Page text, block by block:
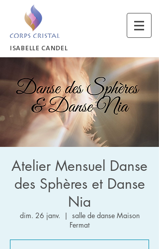
ISABELLE CANDEL
Atelier Mensuel Danse
des Sphères et Danse
Nia
dim. 26 janv.
  |
salle de danse Maison
Fermat